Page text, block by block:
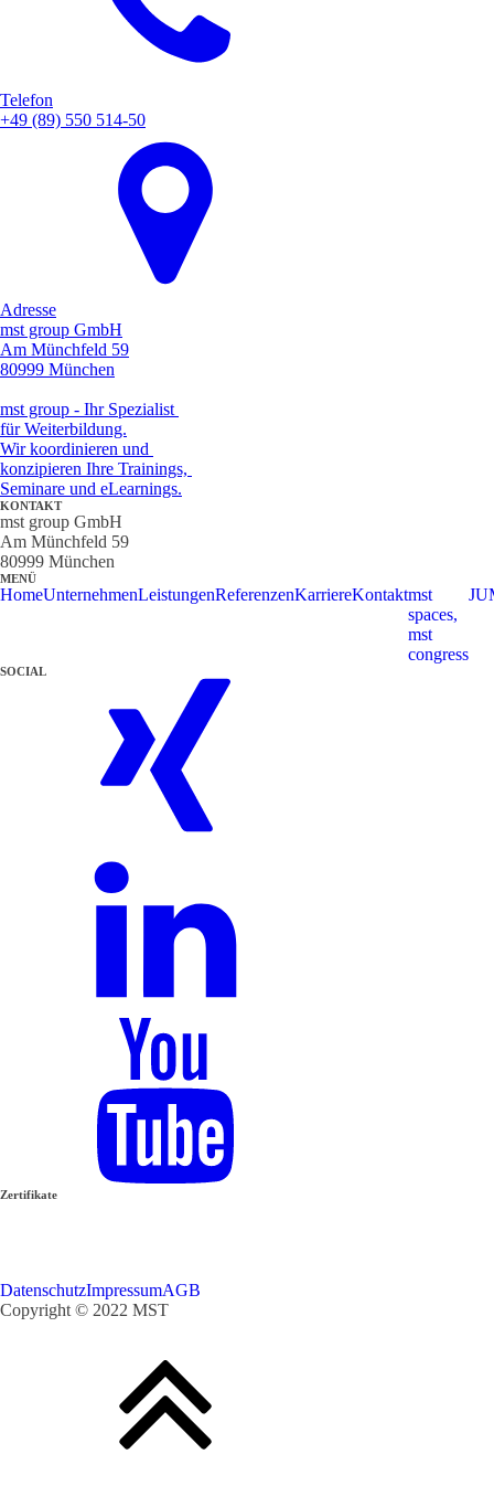
Telefon
+49 (89) 550 514-50
Adresse
mst group GmbH
Am Münchfeld 59
80999 München
mst group - Ihr Spezialist
für Weiterbildung.
Wir koordinieren und
konzipieren Ihre Trainings,
Seminare und eLearnings.
KONTAKT
mst group GmbH
Am Münchfeld 59
80999 München
MENÜ
HomeUnternehmenLeistungenReferenzenKarriereKontaktmst
spaces,
mst
congress
SOCIAL
Zertifikate
DatenschutzImpressumAGB
Copyright © 2022 MST